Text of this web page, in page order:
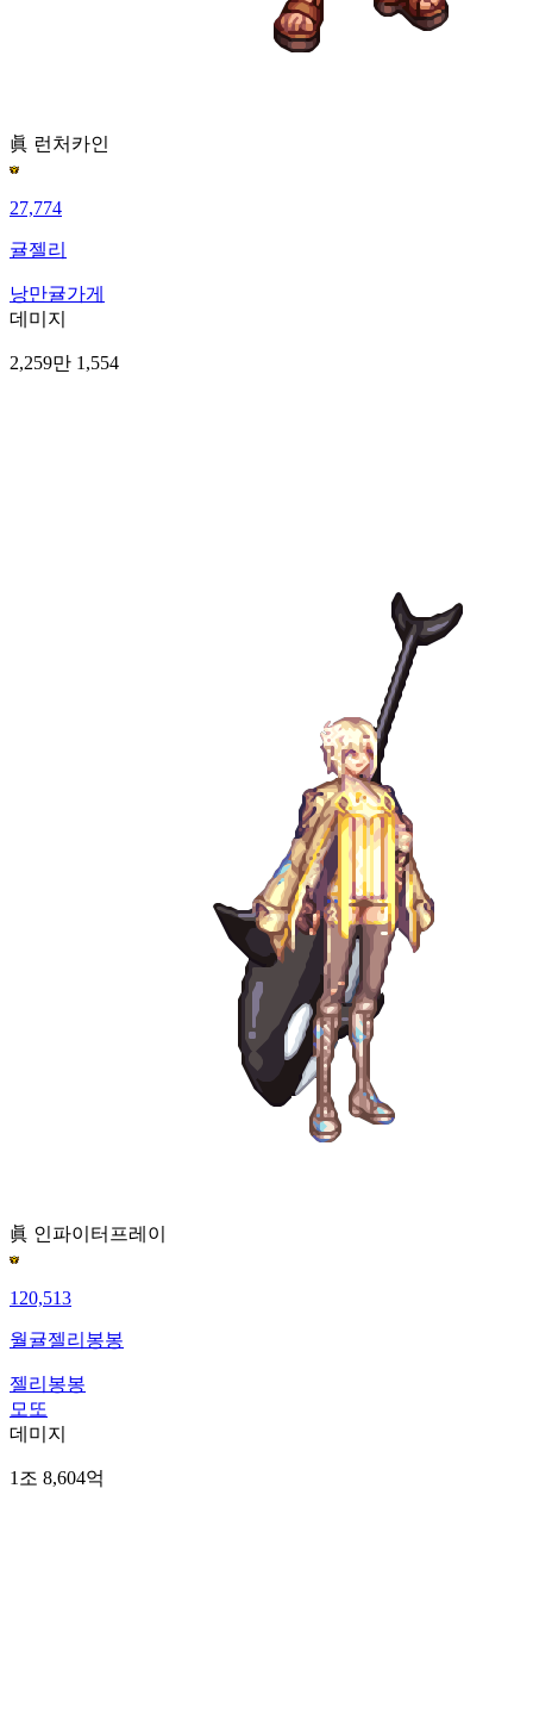
眞 런처 카인
27,774
귤젤리
낭만귤가게
데미지
2,259만 1,554
眞 인파이터 프레이
120,513
월귤젤리봉봉
젤리봉봉
모또
데미지
1조 8,604억